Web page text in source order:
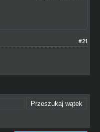
#21